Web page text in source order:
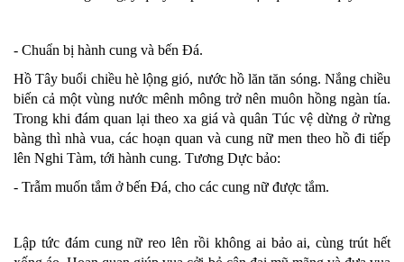
- Chuẩn bị hành cung và bến Đá.
Hồ Tây buổi chiều hè lộng gió, nước hồ lăn tăn sóng. Nắng chiều
biến cả một vùng nước mênh mông trở nên muôn hồng ngàn tía.
Trong khi đám quan lại theo xa giá và quân Túc vệ dừng ở rừng
bàng thì nhà vua, các hoạn quan và cung nữ men theo hồ đi tiếp
lên Nghi Tàm, tới hành cung. Tương Dực bảo:
- Trẫm muốn tắm ở bến Đá, cho các cung nữ được tắm.
Lập tức đám cung nữ reo lên rồi không ai bảo ai, cùng trút hết